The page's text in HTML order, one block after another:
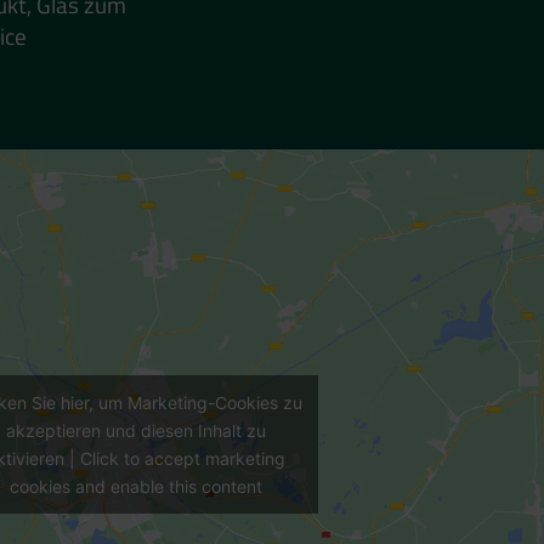
Sie hier, um Marketing-Cookies zu
akzeptieren und diesen Inhalt zu
| Click to accept marketing
cookies and enable this content